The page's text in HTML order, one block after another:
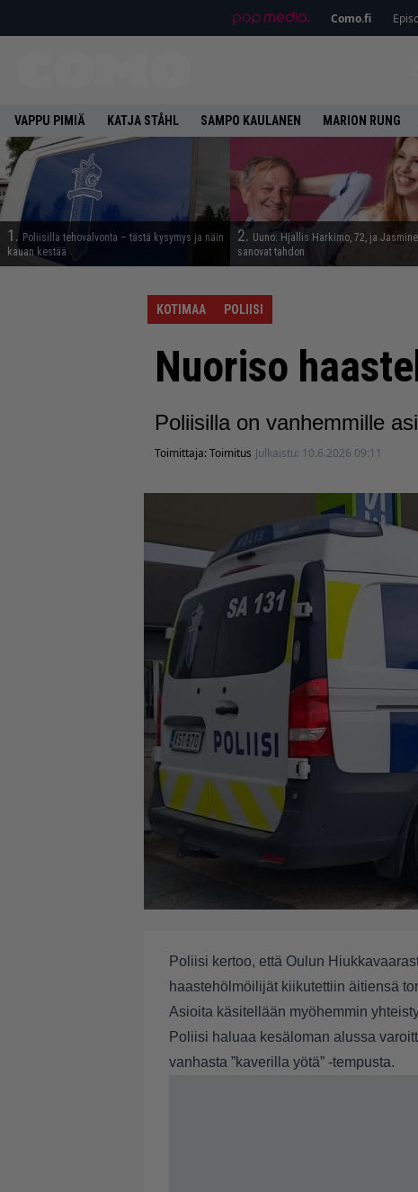
Como.fi
VAPPU PIMIÄ KATJA STÅHL SAMPO KAULANEN MARION RUNG
1. Poliisilla tehovalvonta – tästä kysymys ja näin
kauan kestää
2. Uuno: Hjallis Harkimo, 72, ja
sanovat tahdon
KOTIMAA POLIISI
Nuoriso
Poliisilla on vanhemmille
Toimittaja:Toimitus Julkaistu: 10.6.2026 09:11
Poliisi kertoo, että Oulun
haastehölmöilijät kiikutettiin äitiensä
Asioita käsitellään myöhemmin
Poliisi haluaa kesäloman alussa
vanhasta ”kaverilla yötä” -tempusta.